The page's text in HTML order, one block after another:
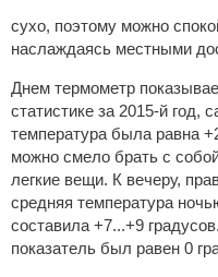
сухо, поэтому можно
наслаждаясь местными
Днем термометр
статистике за 2015-й год,
температура была равна
можно смело брать с
легкие вещи. К вечеру,
средняя температура
составила +7...+9
показатель был равен 0